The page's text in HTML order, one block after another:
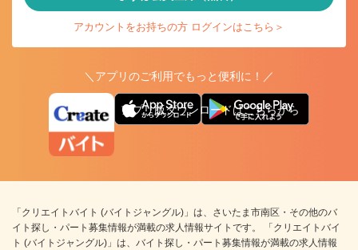
アカウントをお持ちの方 ログインはこちら＞
＼アプリのご利用でもっと便利に！／
アプリ版ダウンロードはこちらから
「クリエイトバイト (バイトジャングル)」は、さいたま市南区・その他のバ
イト探し・パート募集情報が満載の求人情報サイトです。 「クリエイトバイ
ト (バイトジャングル)」は、バイト探し・パート募集情報が満載の求人情報